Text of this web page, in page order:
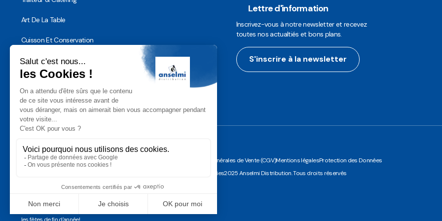
Art De La Table
Cuisson Et Conservation
Hygiène, Sécurité et Traçabilité
Vaisselle Réutilisable
Noël
Lettre d'information
Inscrivez-vous à notre newsletter et recevez
toutes nos actualtiés et bons plans.
S'inscrire à la newsletter
Découvrez notre assortiment de
Conditions Générales de Vente (CGV)Mentions légalesProtection des Données
Gérer les cookies2025 Anselmi Distribution. Tous droits réservés